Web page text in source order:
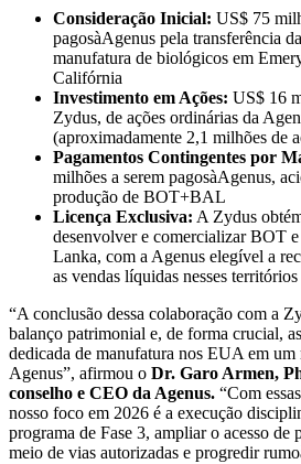
Consideração Inicial: US$ 75
pagosàAgenus pela transferência
manufatura de biológicos em
Califórnia
Investimento em Ações: US$ 16
Zydus, de ações ordinárias da
(aproximadamente 2,1 milhões de
Pagamentos Contingentes por
milhões a serem pagosàAgenus,
produção de BOT+BAL
Licença Exclusiva: A Zydus
desenvolver e comercializar BOT
Lanka, com a Agenus elegível a
as vendas líquidas nesses territórios
“A conclusão dessa colaboração com a
balanço patrimonial e, de forma crucial,
dedicada de manufatura nos EUA em
Agenus”, afirmou o Dr. Garo Armen,
conselho e CEO da Agenus. “Com
nosso foco em 2026 é a execução
programa de Fase 3, ampliar o acesso de
meio de vias autorizadas e progredir